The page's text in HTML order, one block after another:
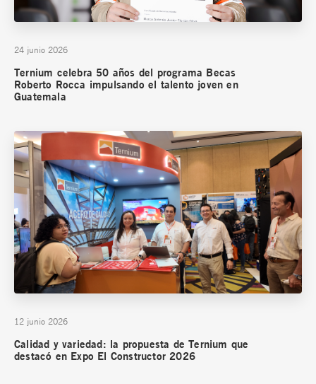
24 junio 2026
Ternium celebra 50 años del programa Becas
Roberto Rocca impulsando el talento joven en
Guatemala
12 junio 2026
Calidad y variedad: la propuesta de Ternium que
destacó en Expo El Constructor 2026